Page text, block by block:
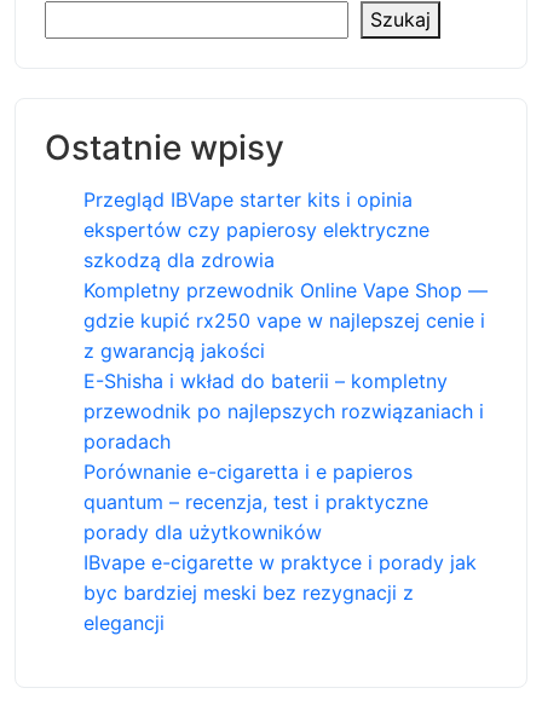
Szukaj
Ostatnie wpisy
Przegląd IBVape starter kits i opinia
ekspertów czy papierosy elektryczne
szkodzą dla zdrowia
Kompletny przewodnik Online Vape Shop —
gdzie kupić rx250 vape w najlepszej cenie i
z gwarancją jakości
E-Shisha i wkład do baterii – kompletny
przewodnik po najlepszych rozwiązaniach i
poradach
Porównanie e-cigaretta i e papieros
quantum – recenzja, test i praktyczne
porady dla użytkowników
IBvape e-cigarette w praktyce i porady jak
byc bardziej meski bez rezygnacji z
elegancji